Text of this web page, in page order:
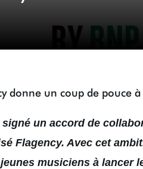
donne un coup de pouce
signé un accord de
Flagency. Avec cet
musiciens à lancer